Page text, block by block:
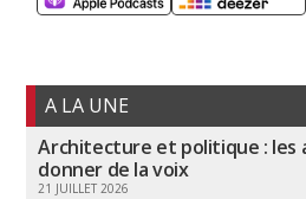
A LA UNE
Architecture et politique : les
donner de la voix
21 JUILLET 2026